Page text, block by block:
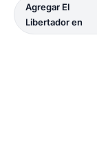
Agregar El
Libertador en